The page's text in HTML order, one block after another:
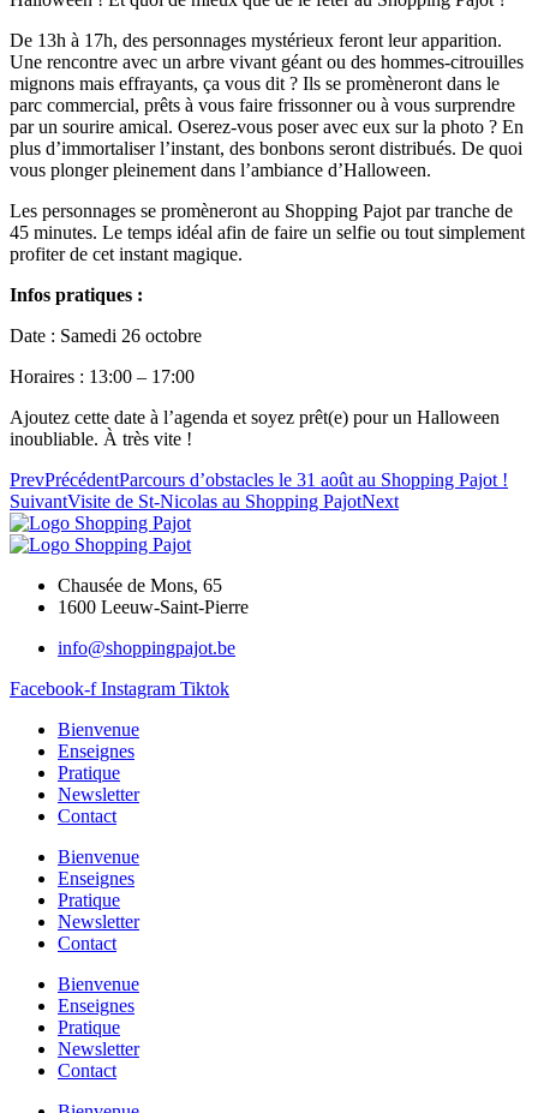
De 13h à 17h, des personnages mystérieux feront leur apparition.
Une rencontre avec un arbre vivant géant ou des hommes-citrouilles
mignons mais effrayants, ça vous dit ? Ils se promèneront dans le
parc commercial, prêts à vous faire frissonner ou à vous surprendre
par un sourire amical. Oserez-vous poser avec eux sur la photo ? En
plus d’immortaliser l’instant, des bonbons seront distribués. De quoi
vous plonger pleinement dans l’ambiance d’Halloween.
Les personnages se promèneront au Shopping Pajot par tranche de
45 minutes. Le temps idéal afin de faire un selfie ou tout simplement
profiter de cet instant magique.
Infos pratiques :
Date : Samedi 26 octobre
Horaires : 13:00 – 17:00
Ajoutez cette date à l’agenda et soyez prêt(e) pour un Halloween
inoubliable. À très vite !
PrevPrécédentParcours d’obstacles le 31 août au Shopping Pajot !
SuivantVisite de St-Nicolas au Shopping PajotNext
Chausée de Mons, 65
1600 Leeuw-Saint-Pierre
info@shoppingpajot.be
Facebook-f Instagram Tiktok
Bienvenue
Enseignes
Pratique
Newsletter
Contact
Bienvenue
Enseignes
Pratique
Newsletter
Contact
Bienvenue
Enseignes
Pratique
Newsletter
Contact